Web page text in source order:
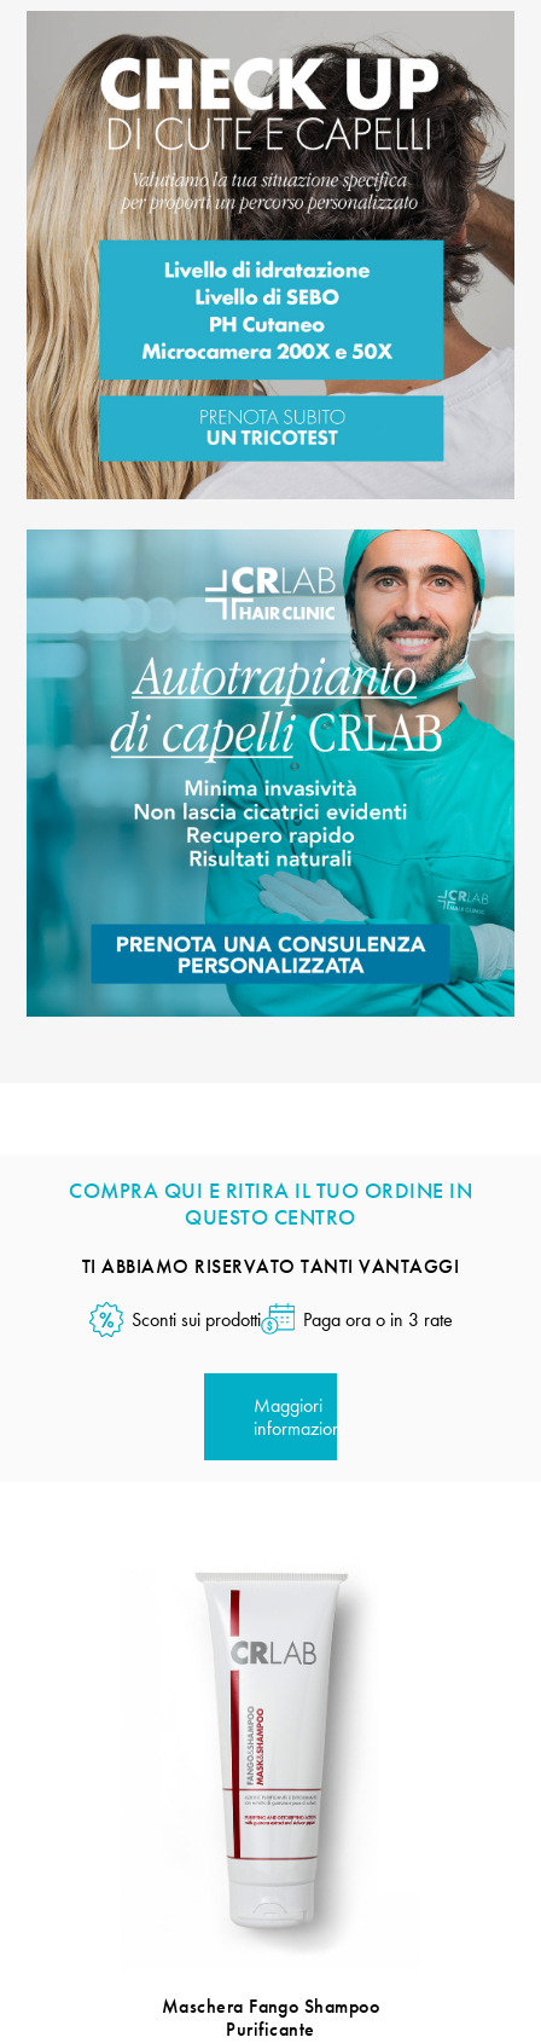
COMPRA QUI E RITIRA IL TUO ORDINE IN
QUESTO CENTRO
TI ABBIAMO RISERVATO TANTI VANTAGGI
Sconti sui prodotti Paga ora o in 3 rate
Maggiori
informazioni
Maschera Fango Shampoo
Purificante